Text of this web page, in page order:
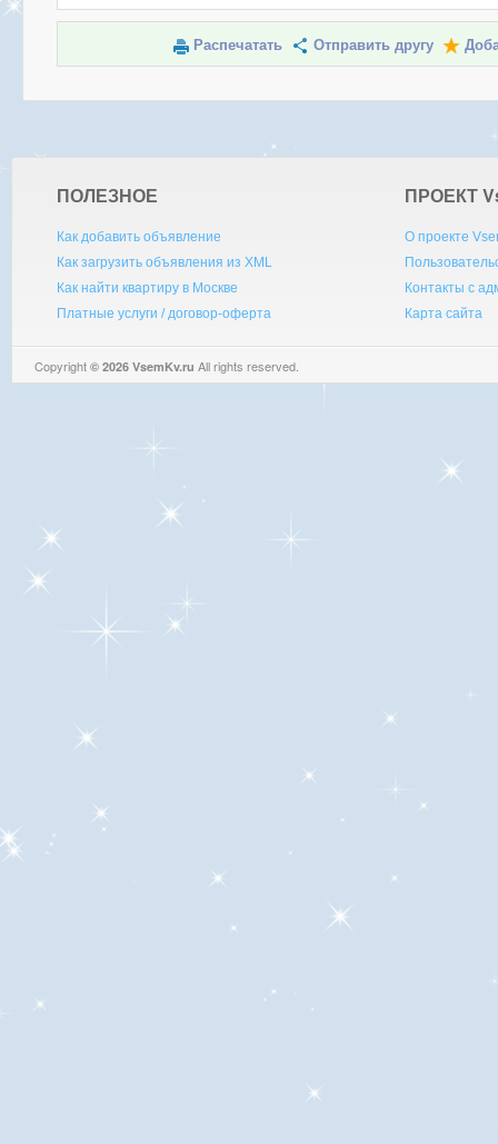
Распечатать Отправить другу
ПОЛЕЗНОЕ
Как добавить объявление
Как загрузить объявления из XML
Как найти квартиру в Москве
Платные услуги / договор-оферта
ПРОЕКТ V
О проекте
Контакты с
Карта сайта
Copyright © 2026 VsemKv.ru All rights reserved.